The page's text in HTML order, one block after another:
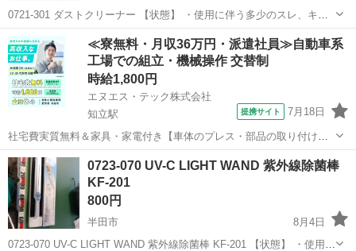
0721-301 ダストクリーナー 【状態】 ・使用に伴う多少のスレ、キ
ズ、落としきれない汚れなどございます ・詳細は現地でご確認くださ
い ・お値引きは出来かねますのでご了承願います ※中古品のため、状
態に...
生活家電 現地
≪寮無料・月収36万円・派遣社員≫自動車系
工場での組立・機械操作 交替制
時給1,800円
エヌエス・テック株式会社
知立駅
提携サイト 7月18日
社宅費実質無料＆家具・家電付き【車体のプレス・部品の取り付け・
塗装・検査】未経験でも時給1,800円 車体のプレス・部品の取り付
け・塗装・検査 車体のプレス・部品の取り付け・塗装・検査など、各
工程に分かれて作業を担当します...
愛知 刈谷市
0723-070 UV-C LIGHT WAND 紫外線除菌棒
KF-201
800円
半田市
8月4日
0723-070 UV-C LIGHT WAND 紫外線除菌棒 KF-201 【状態】 ・使用に